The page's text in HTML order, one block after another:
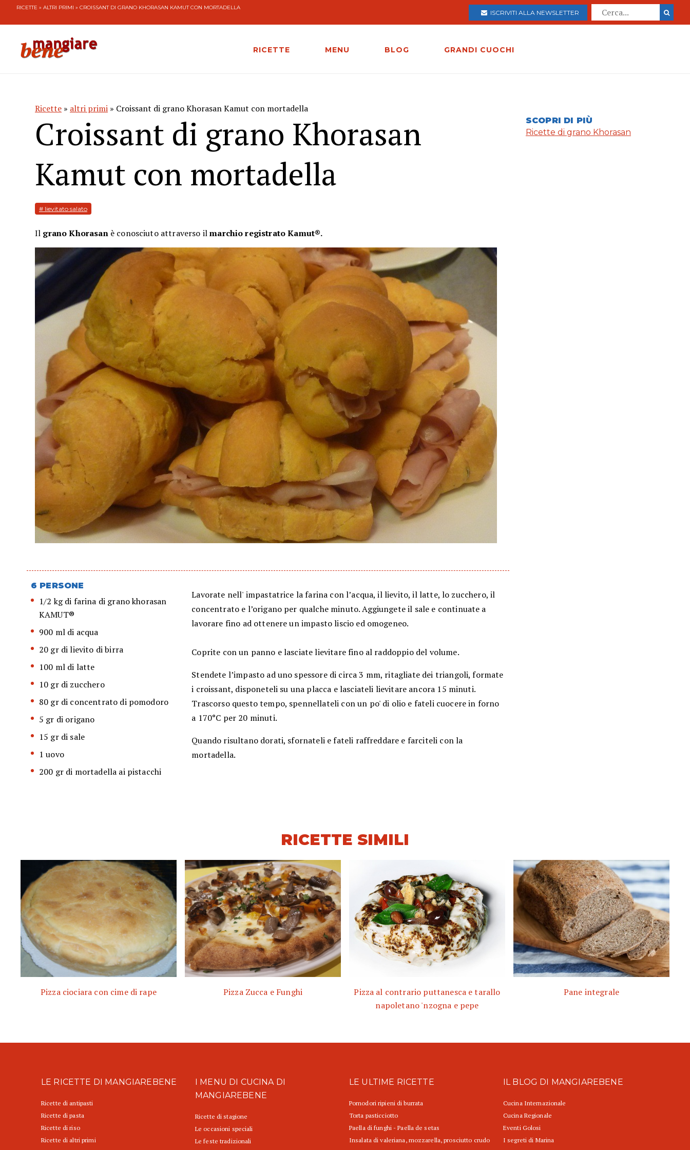
RICETTE » ALTRI PRIMI » CROISSANT DI GRANO KHORASAN KAMUT CON MORTADELLA
ISCRIVITI ALLA NEWSLETTER
RICETTE MENU BLOG GRANDI CUOCHI
Ricette » altri primi » Croissant di grano Khorasan Kamut con mortadella
Croissant di grano Khorasan
Kamut con mortadella
# lievitato salato
Il grano Khorasanè conosciuto attraverso ilmarchio registratoKamut®.
6 PERSONE
1/2 kg di farina di grano khorasan
KAMUT®
900 ml di acqua
20 gr di lievito di birra
100 ml di latte
10 gr di zucchero
80 gr di concentrato di pomodoro
5 gr di origano
15 gr di sale
1 uovo
200 gr di mortadella ai pistacchi
Lavorate nell' impastatrice la farina con l’acqua, il lievito, il latte, lo zucchero, il
concentrato e l’origano per qualche minuto. Aggiungete il sale e continuate a
lavorare fino ad ottenere un impasto liscio ed omogeneo.
Coprite con un panno e lasciate lievitare fino al raddoppio del volume.
Stendete l’impasto ad uno spessore di circa 3 mm, ritagliate dei triangoli, formate
i croissant, disponeteli su una placca e lasciateli lievitare ancora 15 minuti.
Trascorso questo tempo, spennellateli con un po' di olio e fateli cuocere in forno
a 170°C per 20 minuti.
Quando risultano dorati, sfornateli e fateli raffreddare e farciteli con la
mortadella.
SCOPRI DI PIÙ
Ricette di grano Khorasan
RICETTE SIMILI
Pizza ciociara con cime di rape Pizza Zucca e Funghi
Pizza al contrario puttanesca e tarallo
napoletano 'nzogna e pepe
Pane integrale
LE RICETTE DI MANGIAREBENE
Ricette di antipasti
Ricette di pasta
Ricette di riso
Ricette di altri primi
I MENU DI CUCINA DI
MANGIAREBENE
Ricette di stagione
Le occasioni speciali
Le feste tradizionali
LE ULTIME RICETTE
Pomodori ripieni di burrata
Torta pasticciotto
Paella di funghi - Paella de setas
Insalata di valeriana, mozzarella, prosciutto crudo
IL BLOG DI MANGIAREBENE
Cucina Internazionale
Cucina Regionale
Eventi Golosi
I segreti di Marina